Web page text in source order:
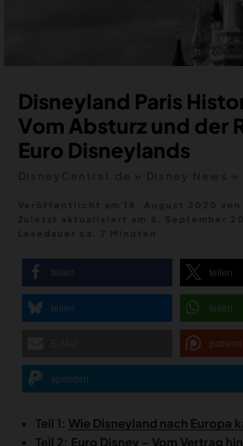
Disneyland Paris
Vom Absturz und der
Euro Disneylands
teilen teilen
teilen teilen
patreon
spenden
Teil 1: Wie Disneyland nach Europa
Teil 2: Euro Disney – Vom Vertrag